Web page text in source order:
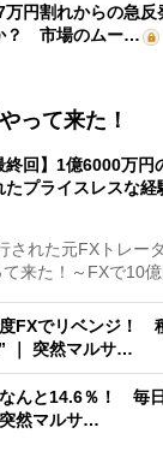
万円割れからの急
？ 市場のムー…
って来た！
終回】1億6000万
たプライスレスな
れた元FXトレー
て来た！～FXで10
度FXでリベンジ！
｜ 突然マルサ…
なんと14.6％！ 毎
突然マルサ…